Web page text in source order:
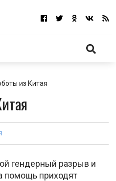
из Китая
гендерный разрыв и
помощь приходят